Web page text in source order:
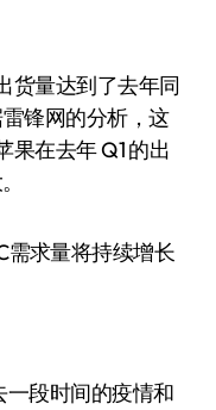
货量达到了去年同
雷锋网的分析，这
果在去年 Q1 的出
一段时间的疫情和